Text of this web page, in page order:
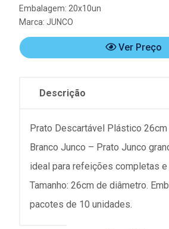
Embalagem: 20x10un
Marca: JUNCO
Ver Preço
Descrição
Prato Descartável Plástico
Branco Junco – Prato Junco
ideal para refeições completas e
Tamanho: 26cm de diâmetro.
pacotes de 10 unidades.